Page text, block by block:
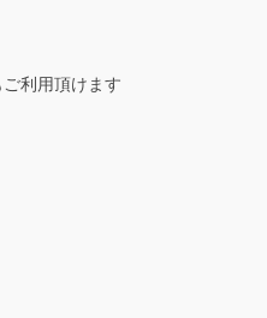
利用頂けます